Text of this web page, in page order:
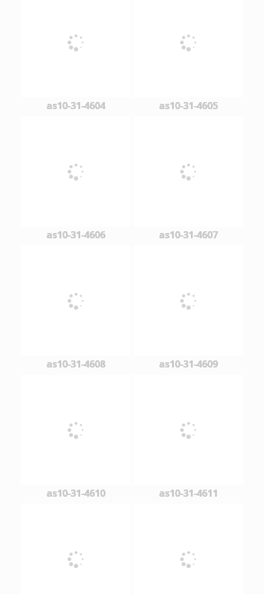
as10-31-4604 as10-31-4605
as10-31-4606 as10-31-4607
as10-31-4608 as10-31-4609
as10-31-4610 as10-31-4611